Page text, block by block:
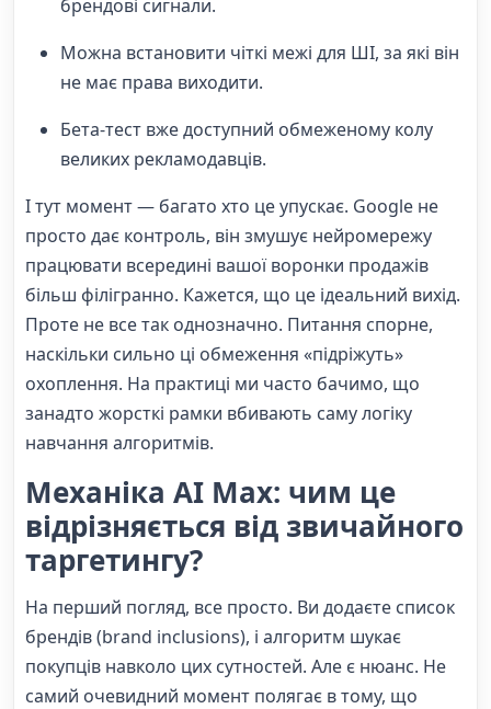
брендові сигнали.
Можна встановити чіткі межі для ШІ, за які він
не має права виходити.
Бета-тест вже доступний обмеженому колу
великих рекламодавців.
І тут момент — багато хто це упускає. Google не
просто дає контроль, він змушує нейромережу
працювати всередині вашої воронки продажів
більш філігранно. Кажется, що це ідеальний вихід.
Проте не все так однозначно. Питання спорне,
наскільки сильно ці обмеження «підріжуть»
охоплення. На практиці ми часто бачимо, що
занадто жорсткі рамки вбивають саму логіку
навчання алгоритмів.
Механіка AI Max: чим це
відрізняється від звичайного
таргетингу?
На перший погляд, все просто. Ви додаєте список
брендів (brand inclusions), і алгоритм шукає
покупців навколо цих сутностей. Але є нюанс. Не
самий очевидний момент полягає в тому, що